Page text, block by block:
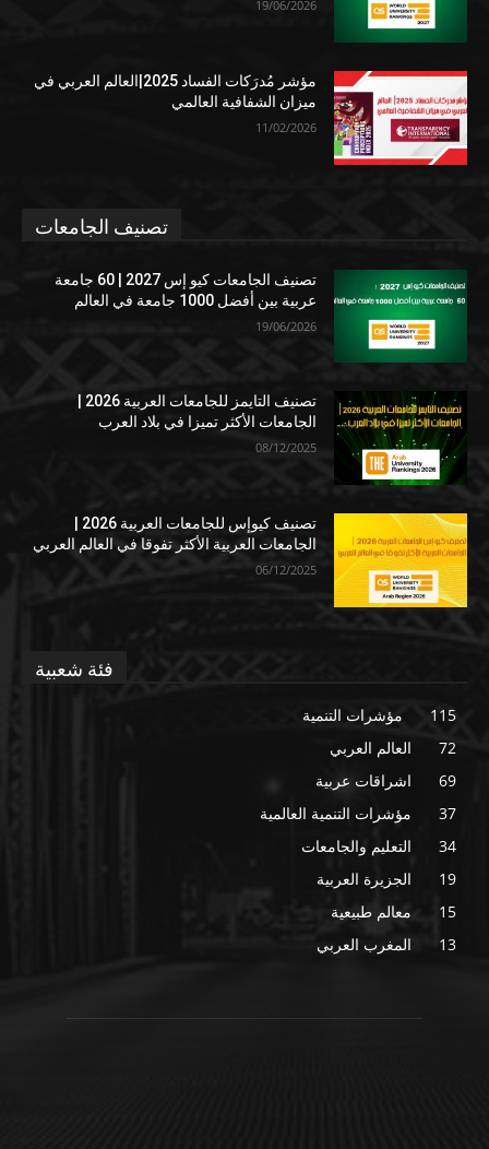
19/06/2026
مؤشر مُدرَكات الفساد 2025|العالم العربي في
ميزان الشفافية العالمي
11/02/2026
تصنيف الجامعات
تصنيف الجامعات كيو إس 2027 | 60 جامعة
عربية بين أفضل 1000 جامعة في العالم
19/06/2026
الجامعات الأكثر تميزا في بلاد العرب
08/12/2025
الجامعات العربية الأكثر تفوقا في العالم العربي
06/12/2025
فئة شعبية
مؤشرات التنمية
115
العالم العربي
72
اشراقات عربية
69
مؤشرات التنمية العالمية
37
التعليم والجامعات
34
الجزيرة العربية
19
معالم طبيعية
15
المغرب العربي
13